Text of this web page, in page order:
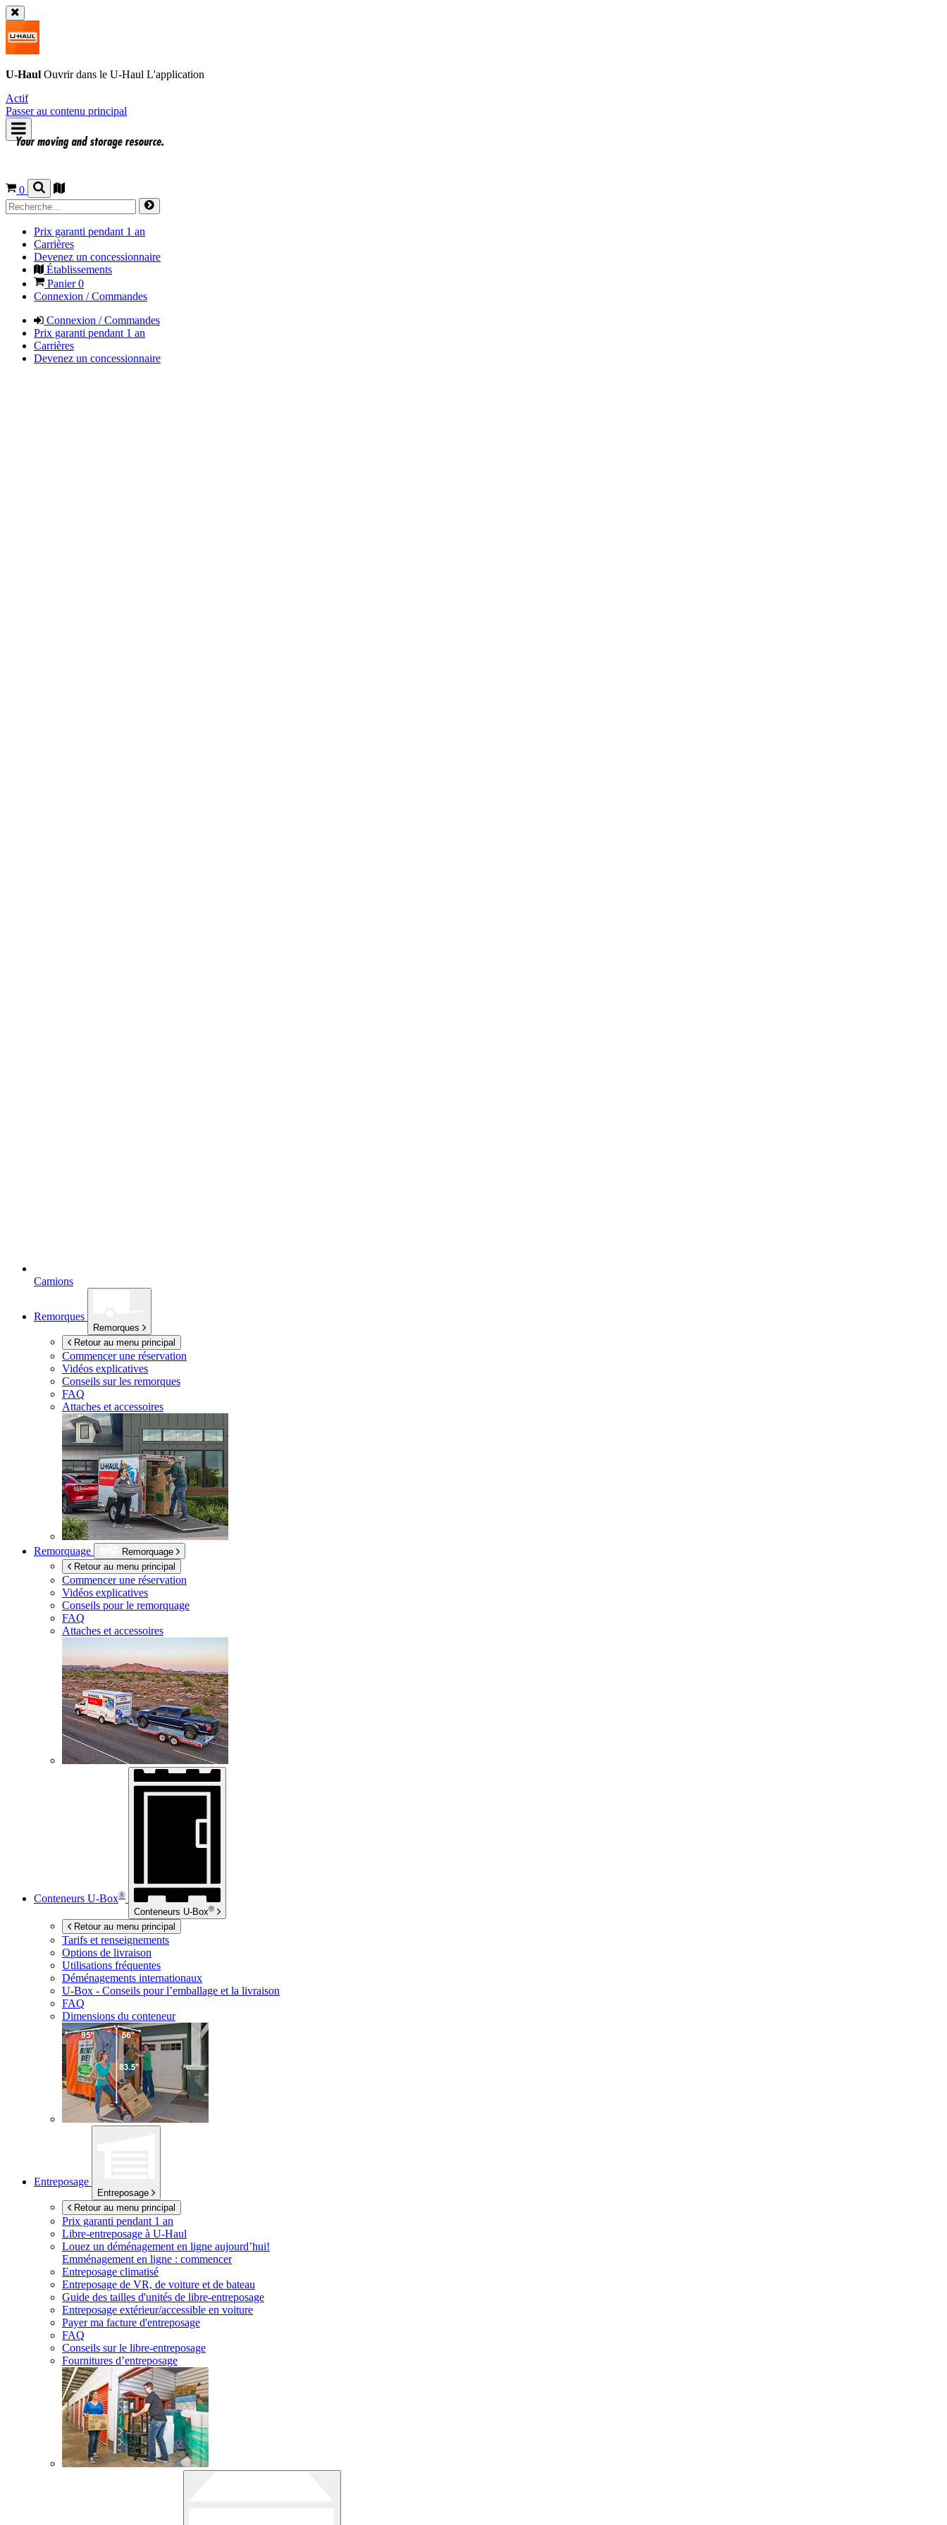
U-Haul Ouvrir dans le U-Haul L'application
Actif
Passer au contenu principal
0
Prix garanti pendant 1 an
Carrières
Devenez un concessionnaire
Établissements
Panier0
Connexion / Commandes
Connexion / Commandes
Prix garanti pendant 1 an
Carrières
Devenez un concessionnaire
Camions
Remorques
Remorques
Retour au menu principal
Commencer une réservation
Vidéos explicatives
Conseils sur les remorques
FAQ
Attaches et accessoires
Remorquage
Remorquage
Retour au menu principal
Commencer une réservation
Vidéos explicatives
Conseils pour le remorquage
FAQ
Attaches et accessoires
Conteneurs U-Box®
Conteneurs U-Box®
Retour au menu principal
Tarifs et renseignements
Options de livraison
Utilisations fréquentes
Déménagements internationaux
U-Box - Conseils pour l’emballage et la livraison
FAQ
Dimensions du conteneur
Entreposage
Entreposage
Retour au menu principal
Prix garanti pendant 1 an
Libre-entreposage à U-Haul
Louez un déménagement en ligne aujourd’hui!
Emménagement en ligne : commencer
Entreposage climatisé
Entreposage de VR, de voiture et de bateau
Guide des tailles d'unités de libre-entreposage
Entreposage extérieur/accessible en voiture
Payer ma facture d'entreposage
FAQ
Conseils sur le libre-entreposage
Fournitures d’entreposage